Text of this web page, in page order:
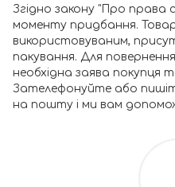
Згідно закону "Про права
моменту придбання.
використовуваним,
пакування. Для
необхідна заява покупця
Зателефонуйте або
на пошту і ми вам